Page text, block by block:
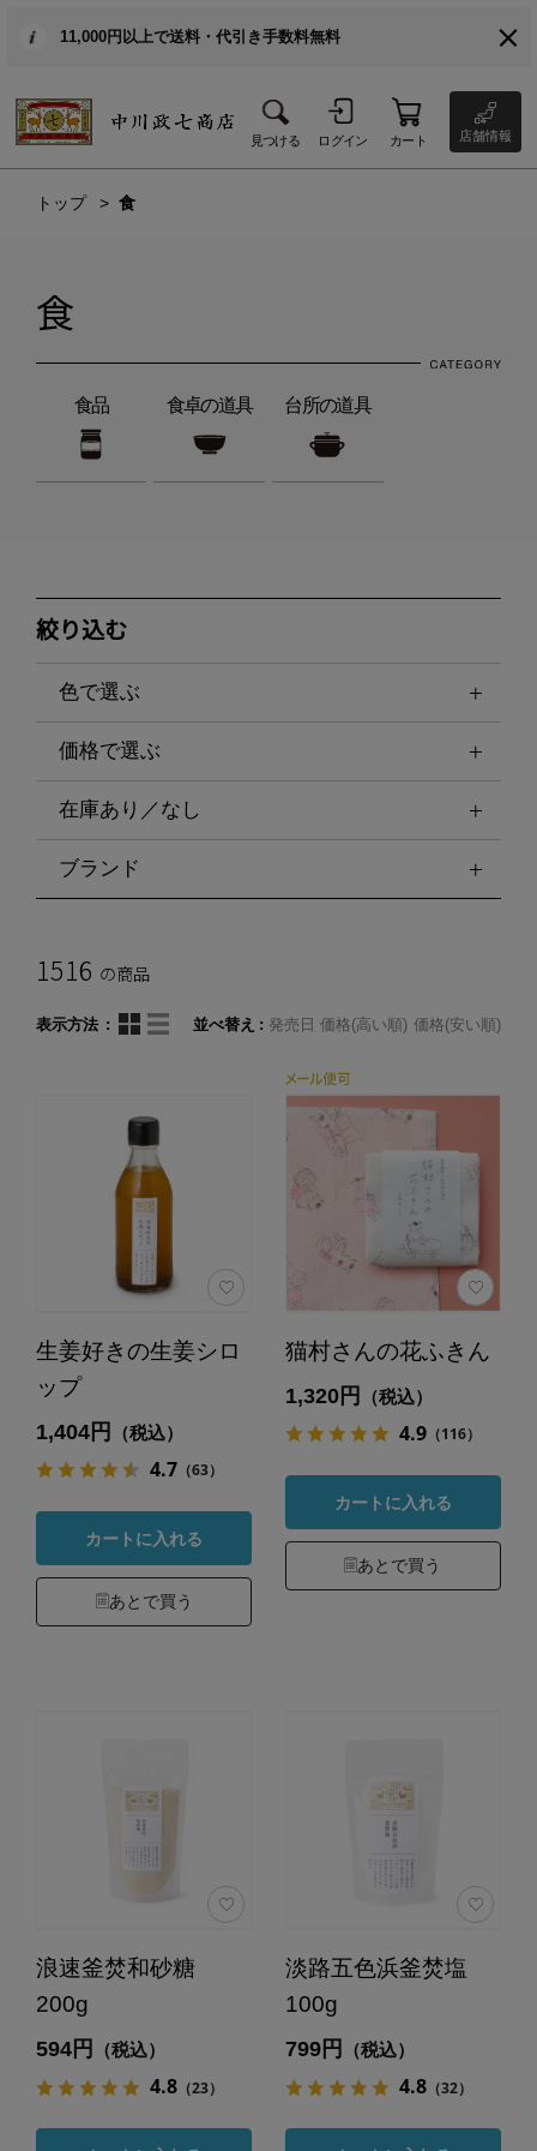
11,000円以上で送料・代引き手数料無料
見つける ログイン カート 店舗情報
トップ 食
食
食品 食卓の道具 台所の道具
絞り込む
色で選ぶ
価格で選ぶ
在庫あり／なし
ブランド
1516 の商品
表示方法 並べ替え 発売日 価格(高い順) 価格(安い順)
生姜好きの生姜シロ
ップ
1,404円 （税込）
4.7（63）
カートに入れる
あとで買う
猫村さんの花ふきん
1,320円 （税込）
4.9（116）
カートに入れる
あとで買う
浪速釜焚和砂糖
200g
594円 （税込）
4.8（23）
淡路五色浜釜焚塩
100g
799円 （税込）
4.8（32）